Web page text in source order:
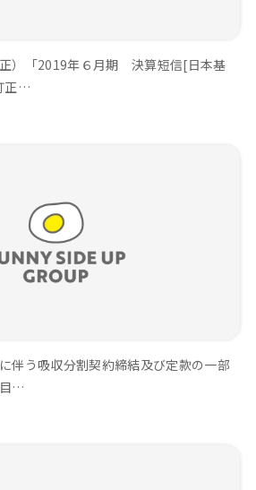
正）「2019年６月期 決算短信[日本基
正…
伴う吸収分割契約締結及び定款の一部
…